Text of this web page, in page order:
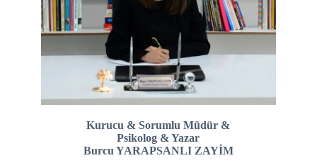
Kurucu & Sorumlu Müdür &
Psikolog & Yazar
Burcu YARAPSANLI ZAYİM